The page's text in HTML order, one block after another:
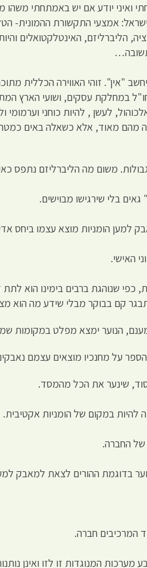
ואיני יודע אם יש באמתחתי
אמצעי התקשורת ההמונית-
הליברליזם, האינטלקטואלים
"אין". זוהי האווירה הכללית
במחלקת עסקים, ושועי הארץ
לעשן , להיות כוחני
מהם מאוד, אלא כשאלה באים
משום מה הליברליזם נתפס
בלי שירגישו מבוישים.
למען הומניות מוצא עצמו ביחס
האישי.
שנוהגת ברבים בימינו הוא
קם בבוקר מבלי שידע מה
הנוער ימצא מפלט במקומות
על מחנכיו מוצאים עצמם
שינער את הכל מהמסד.
במקום של הומניות אקטיבית.
של החברה.
בדוגמת ההורים לצאת למאבק
המרכיבים חברה.
מערכות המנוגדות זו לזו